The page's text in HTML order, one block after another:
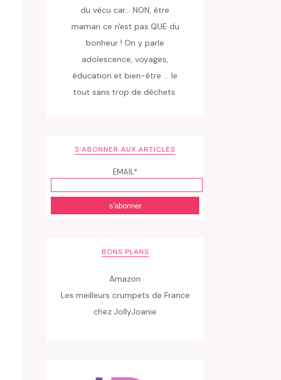
du vécu car... NON, être
maman ce n'est pas QUE du
bonheur ! On y parle
adolescence, voyages,
éducation et bien-être ... le
tout sans trop de déchets.
S’ABONNER AUX ARTICLES
EMAIL*
BONS PLANS
Amazon
Les meilleurs crumpets de France
chez JollyJoanie